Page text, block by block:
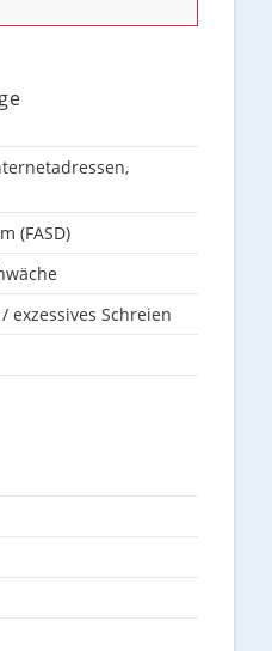
(FASD)
exzessives Schreien